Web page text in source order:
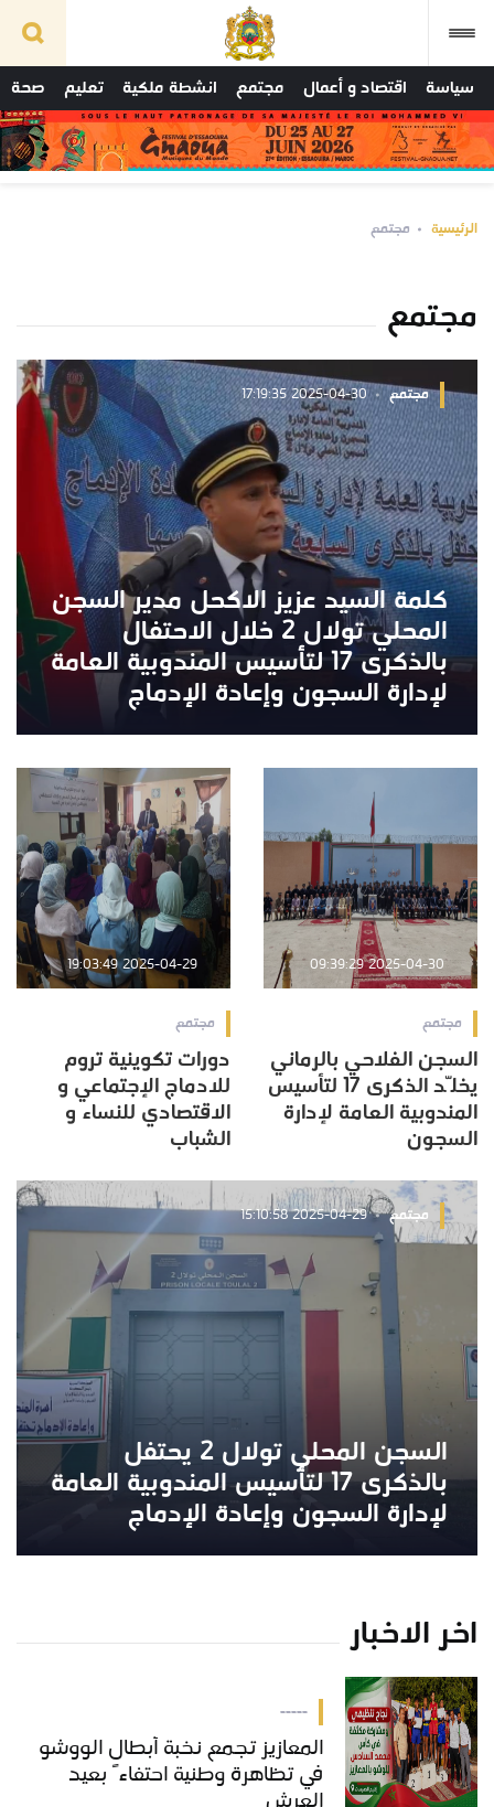
سياسة اقتصاد و أعمال مجتمع انشطة ملكية تعليم صحة
الرئيسية مجتمع
مجتمع
مجتمع 2025-04-30 17:19:35
كلمة السيد عزيز الاكحل مدير السجن
المحلي تولال 2 خلال الاحتفال
بالذكرى 17 لتأسيس المندوبية العامة
لإدارة السجون وإعادة الإدماج
2025-04-30 09:39:29
مجتمع
السجن الفلاحي بالرماني
يخلّد الذكرى 17 لتأسيس
المندوبية العامة لإدارة
السجون
2025-04-29 19:03:49
مجتمع
دورات تكوينية تروم
للادماج الإجتماعي و
الاقتصادي للنساء و
الشباب
مجتمع 2025-04-29 15:10:58
السجن المحلي تولال 2 يحتفل
بالذكرى 17 لتأسيس المندوبية العامة
لإدارة السجون وإعادة الإدماج
اخر الاخبار
-----
المعازيز تجمع نخبة أبطال الووشو
في تظاهرة وطنية احتفاءً بعيد